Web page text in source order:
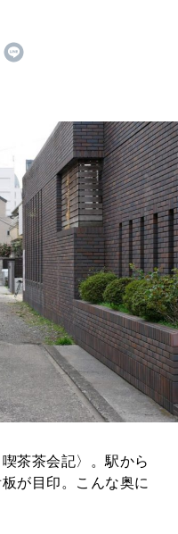
会いに。韓国」
学びの教科書。」
予想図 2026」
新・開運術。」
ば、幸せ」
新常識。」
茶茶会記〉。駅から
が目印。こんな奥に